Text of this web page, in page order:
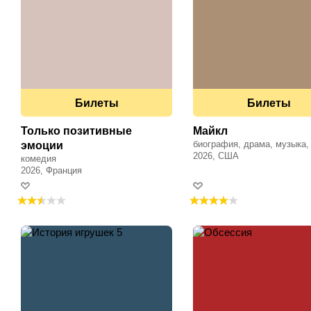
Только позитивные
эмоции
комедия
2026, Франция
Билеты
Майкл
биография, драма, музыка,
исторический
2026, США
Билеты